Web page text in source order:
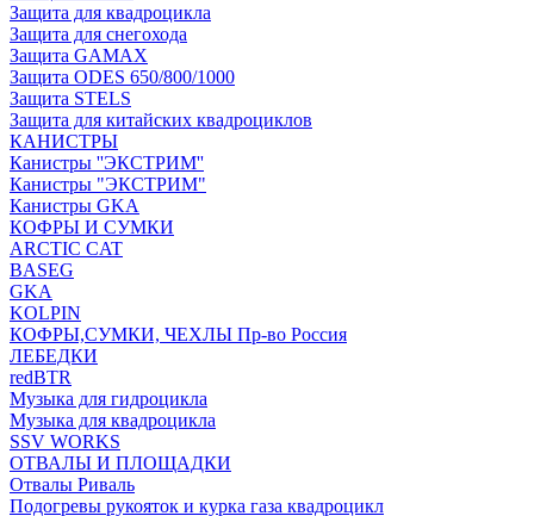
Защита для квадроцикла
Защита для снегохода
Защита GAMAX
Защита ODES 650/800/1000
Защита STELS
Защита для китайских квадроциклов
КАНИСТРЫ
Канистры ''ЭКСТРИМ''
Канистры "ЭКСТРИМ"
Канистры GKA
КОФРЫ И СУМКИ
ARCTIC CAT
BASEG
GKA
KOLPIN
КОФРЫ,СУМКИ, ЧЕХЛЫ Пр-во Россия
ЛЕБЕДКИ
redBTR
Музыка для гидроцикла
Музыка для квадроцикла
SSV WORKS
ОТВАЛЫ И ПЛОЩАДКИ
Отвалы Риваль
Подогревы рукояток и курка газа квадроцикл